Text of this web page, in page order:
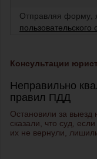
Отправляя форму,
Консультации
Неправильно
правил ПДД
Остановили за выезд
сказали, что суд,
их не вернули,